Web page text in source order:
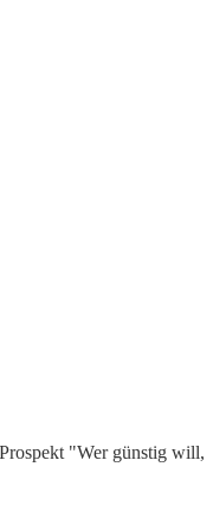
"Wer günstig will,